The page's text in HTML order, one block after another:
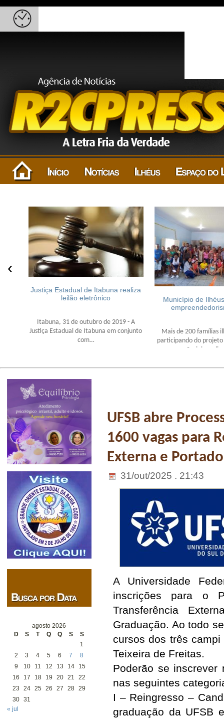
Justiça Estadual de Itabuna realiza
leilão eletrônico
Itabuna, 31 de outubro de 2019 - A
Justiça Estadual de Itabuna em conjunto
com…
Município de
Mais de 200 famílias
participando do
Social,
‹
agosto 2026
D
S T Q Q S
S
1
2
3 4 5 6 7
8
9
10 11 12 13 14
15
16
17 18 19 20 21
22
23
24 25 26 27 28 29
30 31
« jul
UFSB abre
1600 vagas para
Externa e
31/out/2025 . 21:43
A Universidade
inscrições para o
Transferência
Graduação. Ao todo
cursos dos três
Teixeira de Freitas.
Poderão se inscrever
nas seguintes
I – Reingresso –
graduação da UFSB